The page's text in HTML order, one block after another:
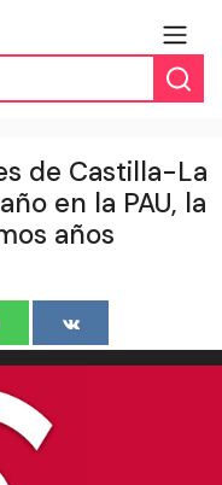
de Castilla-La
en la PAU, la
años